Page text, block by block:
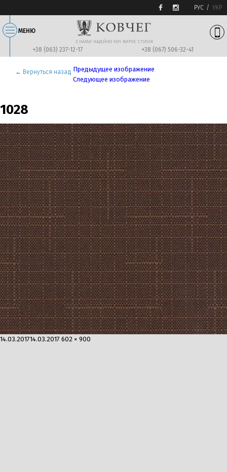
РУС УКР
МЕНЮ
З НАМИ НАДIЙНО ХОЧ ВИРУЄ СТИХIЯ
+38 (063) 237-12-17 +38 (067) 506-32-41
← Вернуться назад Предыдущее изображение
Следующее изображение
1028
Опубликовано
14.03.201714.03.2017 Полный
602 × 900